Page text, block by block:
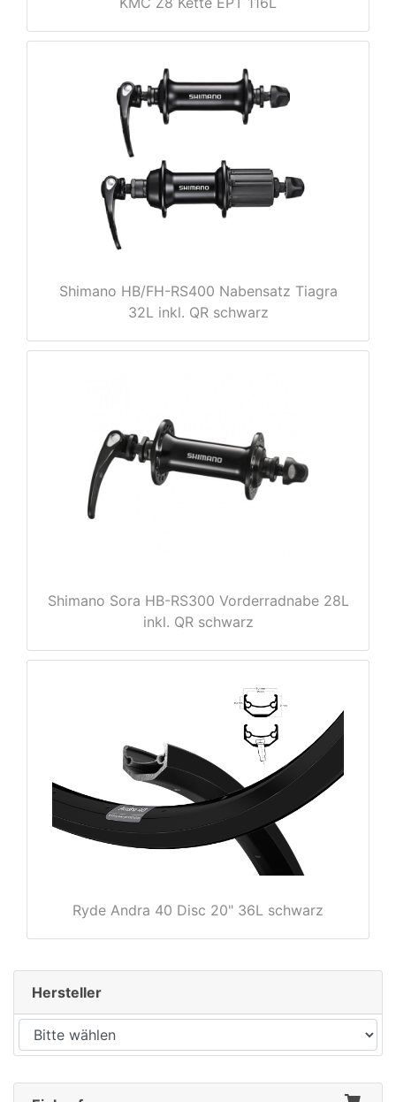
Shimano HB/FH-RS400 Nabensatz Tiagra
32L inkl. QR schwarz
Shimano Sora HB-RS300 Vorderradnabe 28L
inkl. QR schwarz
Ryde Andra 40 Disc 20" 36L schwarz
Hersteller